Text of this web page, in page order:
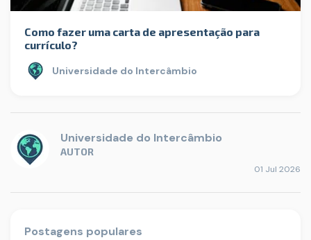
Como fazer uma carta de apresentação para
currículo?
Universidade do Intercâmbio
Universidade do Intercâmbio
AUTOR
01 Jul 2026
Postagens populares